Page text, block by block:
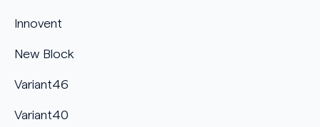
Innovent
New Block
Variant46
Variant40